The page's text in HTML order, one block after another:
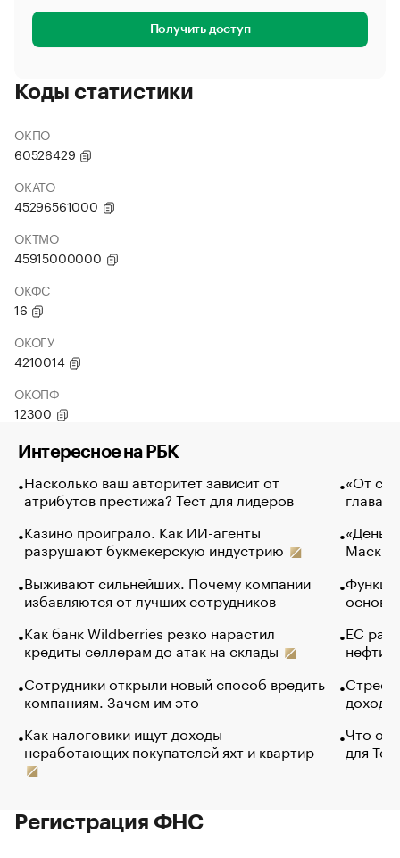
Получить доступ
Коды статистики
ОКПО
60526429
ОКАТО
45296561000
ОКТМО
45915000000
ОКФС
16
ОКОГУ
4210014
ОКОПФ
12300
Интересное на РБК
Насколько ваш авторитет зависит от
атрибутов престижа? Тест для лидеров
Казино проиграло. Как ИИ-агенты
разрушают букмекерскую индустрию
Выживают сильнейших. Почему компании
избавляются от лучших сотрудников
Как банк Wildberries резко нарастил
кредиты селлерам до атак на склады
Сотрудники открыли новый способ вредить
компаниям. Зачем им это
Как налоговики ищут доходы
неработающих покупателей яхт и квартир
«От
глава
Маск в
основ
ЕС
нефти
Что
для
Регистрация ФНС